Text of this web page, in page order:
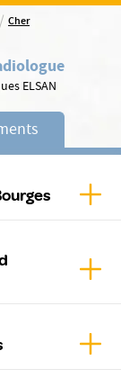
/ Cher
ELSAN